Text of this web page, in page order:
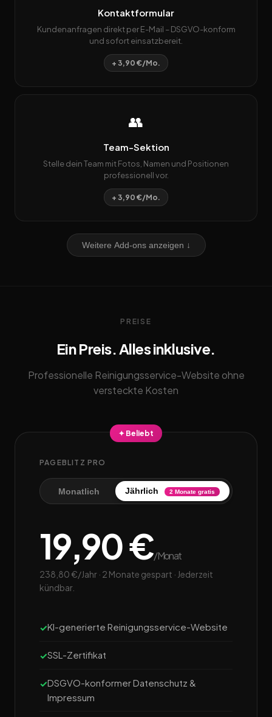
Kontaktformular
Kundenanfragen direkt per E-Mail – DSGVO-konform
und sofort einsatzbereit.
+ 3,90 €/Mo.
👥
Team-Sektion
Stelle dein Team mit Fotos, Namen und Positionen
professionell vor.
+ 3,90 €/Mo.
Weitere Add-ons anzeigen ↓
PREISE
Ein Preis. Alles inklusive.
Professionelle Reinigungsservice-Website ohne
versteckte Kosten
✦ Beliebt
PAGEBLITZ PRO
Monatlich Jährlich 2 Monate gratis
19,90 €/Monat
238,80 €/Jahr · 2 Monate gespart · Jederzeit
kündbar.
KI-generierte Reinigungsservice-Website
SSL-Zertifikat
DSGVO-konformer Datenschutz &
Impressum